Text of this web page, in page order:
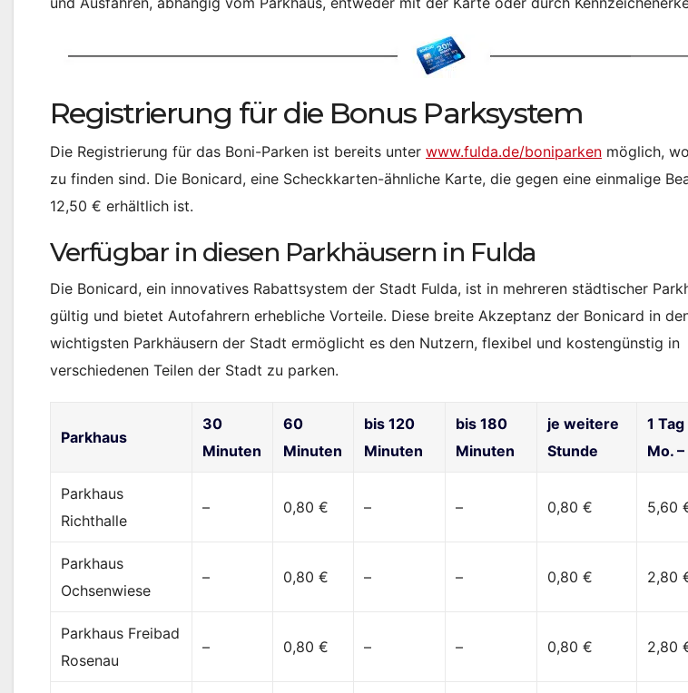
Registrierung für die Bonus Parksystem
Die Registrierung für das Boni-Parken ist bereits unter www.fulda.de/boniparken möglich,
zu finden sind. Die Bonicard, eine Scheckkarten-ähnliche Karte, die gegen eine einmalige
12,50 € erhältlich ist.
Verfügbar in diesen Parkhäusern in Fulda
Die Bonicard, ein innovatives Rabattsystem der Stadt Fulda, ist in mehreren städtischer
gültig und bietet Autofahrern erhebliche Vorteile. Diese breite Akzeptanz der Bonicard in
wichtigsten Parkhäusern der Stadt ermöglicht es den Nutzern, flexibel und kostengünstig in
verschiedenen Teilen der Stadt zu parken.
Parkhaus
30
Minuten
60
Minuten
bis 120
Minuten
bis 180
Minuten
je weitere
Stunde
1
Mo. –
Parkhaus
Richthalle
– 0,80 € – – 0,80 € 5,60
Parkhaus
Ochsenwiese
– 0,80 € – – 0,80 € 2,80
Parkhaus Freibad
Rosenau
– 0,80 € – – 0,80 € 2,80